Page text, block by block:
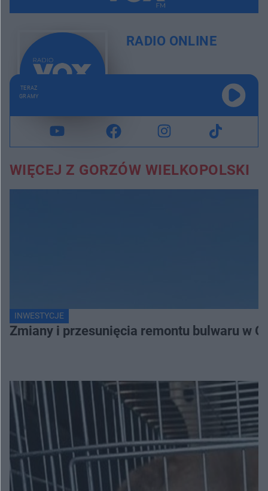
RADIO ONLINE
TERAZ
GRAMY
WIĘCEJ Z GORZÓW WIELKOPOLSKI
INWESTYCJE
Zmiany i przesunięcia remontu bulwaru w